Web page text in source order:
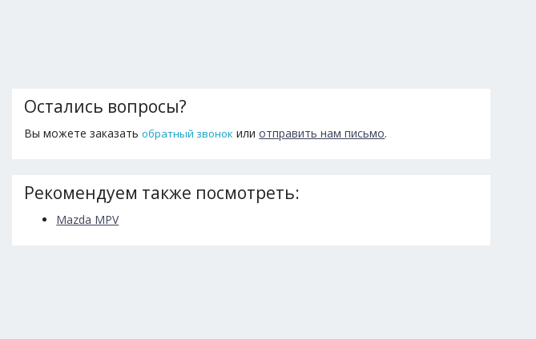
Остались вопросы?
Вы можете заказатьобратный звонок илиотправить нам письмо.
Рекомендуем также посмотреть:
Mazda MPV